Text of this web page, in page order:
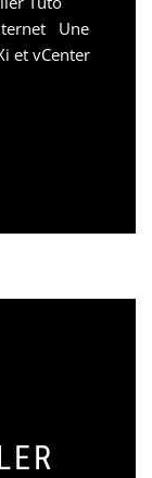
Une
et vCenter